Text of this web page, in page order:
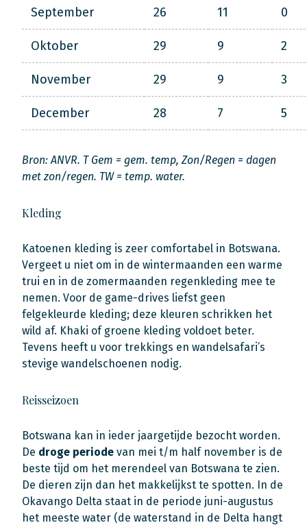
September 26 11 0
Oktober 29 9 2
November 29 9 3
December 28 7 5
Bron: ANVR. T Gem = gem. temp, Zon/Regen = dagen
met zon/regen. TW = temp. water.
Kleding
Katoenen kleding is zeer comfortabel in Botswana.
Vergeet u niet om in de wintermaanden een warme
trui en in de zomermaanden regenkleding mee te
nemen. Voor de game-drives liefst geen
felgekleurde kleding; deze kleuren schrikken het
wild af. Khaki of groene kleding voldoet beter.
Tevens heeft u voor trekkings en wandelsafari’s
stevige wandelschoenen nodig.
Reisseizoen
Botswana kan in ieder jaargetijde bezocht worden.
De droge periode van mei t/m half november is de
beste tijd om het merendeel van Botswana te zien.
De dieren zijn dan het makkelijkst te spotten. In de
Okavango Delta staat in de periode juni-augustus
het meeste water (de waterstand in de Delta hangt